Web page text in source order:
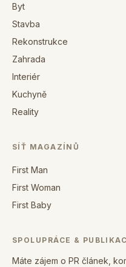
Byt
Stavba
Rekonstrukce
Zahrada
Interiér
Kuchyně
Reality
SÍŤ MAGAZÍNŮ
First Man
First Woman
First Baby
SPOLUPRÁCE &
Máte zájem o PR článek,